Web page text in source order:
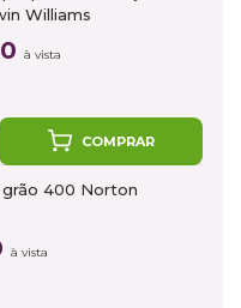
Williams
à vista
COMPRAR
grão 400 Norton
à vista